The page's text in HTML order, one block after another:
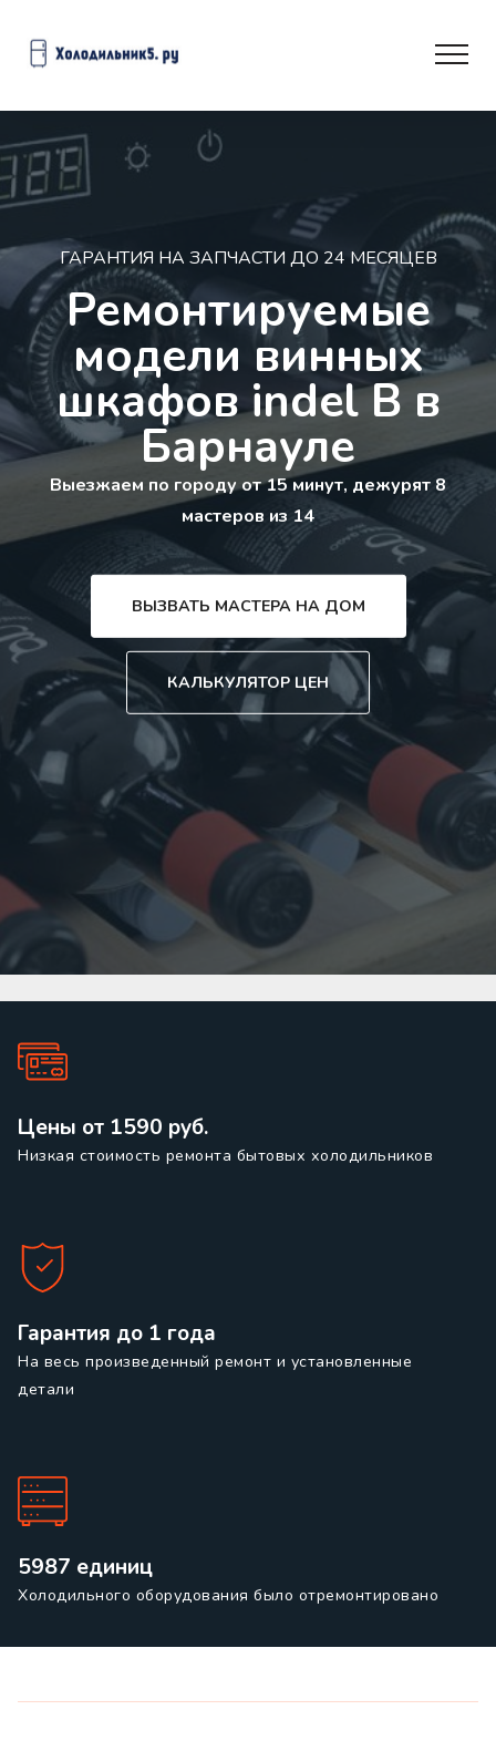
ГАРАНТИЯ НА ЗАПЧАСТИ ДО 24 МЕСЯЦЕВ
Ремонтируемые
модели винных
шкафов indel B в
Барнауле
Выезжаем по городу от 15 минут, дежурят 8
мастеров из 14
ВЫЗВАТЬ МАСТЕРА НА ДОМ
КАЛЬКУЛЯТОР ЦЕН
Цены от 1590 руб.
Низкая стоимость ремонта бытовых холодильников
Гарантия до 1 года
На весь произведенный ремонт и установленные
детали
5987 единиц
Холодильного оборудования было отремонтировано